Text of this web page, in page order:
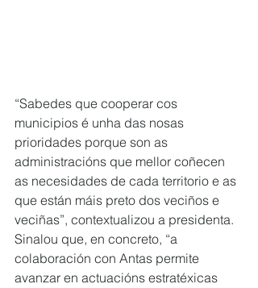
“Sabedes que cooperar cos
municipios é unha das nosas
prioridades porque son as
administracións que mellor coñecen
as necesidades de cada territorio e as
que están máis preto dos veciños e
veciñas”, contextualizou a presidenta.
Sinalou que, en concreto, “a
colaboración con Antas permite
avanzar en actuacións estratéxicas